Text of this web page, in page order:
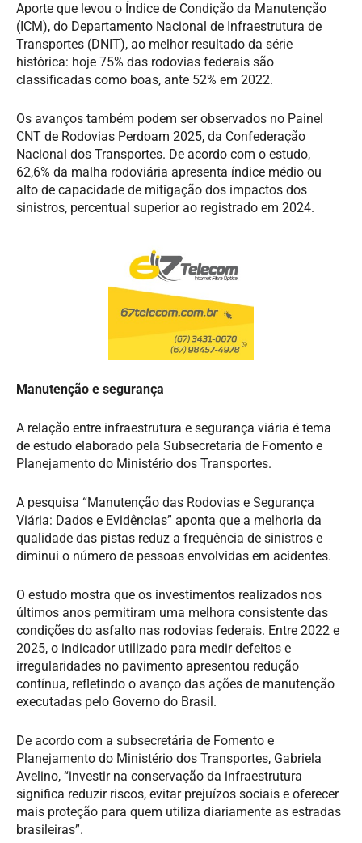
Aporte que levou o Índice de Condição da Manutenção
(ICM), do Departamento Nacional de Infraestrutura de
Transportes (DNIT), ao melhor resultado da série
histórica: hoje 75% das rodovias federais são
classificadas como boas, ante 52% em 2022.
Os avanços também podem ser observados no Painel
CNT de Rodovias Perdoam 2025, da Confederação
Nacional dos Transportes. De acordo com o estudo,
62,6% da malha rodoviária apresenta índice médio ou
alto de capacidade de mitigação dos impactos dos
sinistros, percentual superior ao registrado em 2024.
Manutenção e segurança
A relação entre infraestrutura e segurança viária é tema
de estudo elaborado pela Subsecretaria de Fomento e
Planejamento do Ministério dos Transportes.
A pesquisa “Manutenção das Rodovias e Segurança
Viária: Dados e Evidências” aponta que a melhoria da
qualidade das pistas reduz a frequência de sinistros e
diminui o número de pessoas envolvidas em acidentes.
O estudo mostra que os investimentos realizados nos
últimos anos permitiram uma melhora consistente das
condições do asfalto nas rodovias federais. Entre 2022 e
2025, o indicador utilizado para medir defeitos e
irregularidades no pavimento apresentou redução
contínua, refletindo o avanço das ações de manutenção
executadas pelo Governo do Brasil.
De acordo com a subsecretária de Fomento e
Planejamento do Ministério dos Transportes, Gabriela
Avelino, “investir na conservação da infraestrutura
significa reduzir riscos, evitar prejuízos sociais e oferecer
mais proteção para quem utiliza diariamente as estradas
brasileiras”.